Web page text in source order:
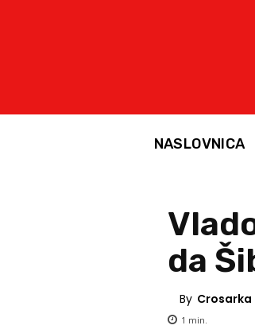
NASLOVNICA
da
By Crosarka
1 min.